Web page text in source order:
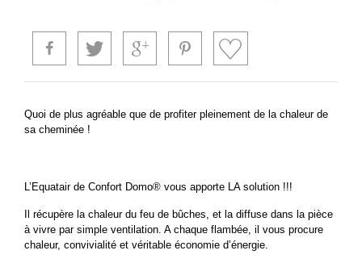
Quoi de plus agréable que de profiter pleinement de la chaleur de
sa cheminée !
L’Equatair de Confort Domo® vous apporte LA solution !!!
Il récupère la chaleur du feu de bûches, et la diffuse dans la pièce
à vivre par simple ventilation. A chaque flambée, il vous procure
chaleur, convivialité et véritable économie d’énergie.